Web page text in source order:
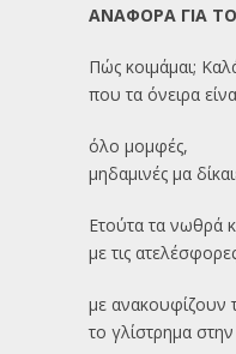
ΑΝΑΦΟΡΑ ΓΙΑ
Πώς κοιμάμαι;
που τα όνειρα
όλο μομφές,
μηδαμινές μα
Ετούτα τα νωθρά
με τις
με ανακουφίζουν
το γλίστρημα